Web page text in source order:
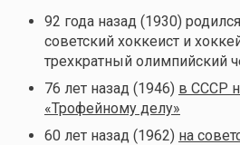
92 года назад (1930) родился
советский хоккеист и
трехкратный олимпийский
76 лет назад (1946) в СССР
«Трофейному делу»
60 лет назад (1962) на